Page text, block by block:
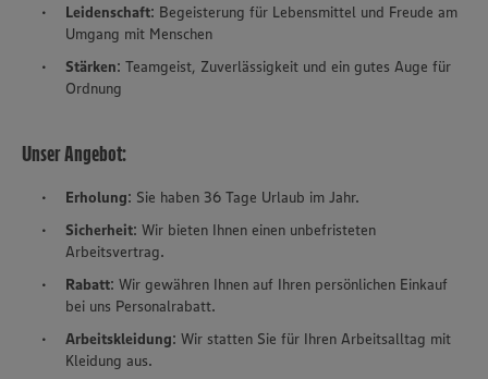
Leidenschaft: Begeisterung für Lebensmittel und Freude am
Umgang mit Menschen
Stärken: Teamgeist, Zuverlässigkeit und ein gutes Auge für
Ordnung
Unser Angebot:
Erholung: Sie haben 36 Tage Urlaub im Jahr.
Sicherheit: Wir bieten Ihnen einen unbefristeten
Arbeitsvertrag.
Rabatt: Wir gewähren Ihnen auf Ihren persönlichen Einkauf
bei uns Personalrabatt.
Arbeitskleidung: Wir statten Sie für Ihren Arbeitsalltag mit
Kleidung aus.